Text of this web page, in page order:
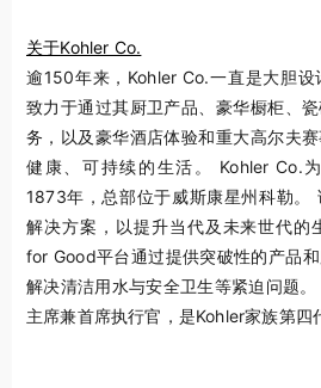
关于Kohler Co.
逾150年来，Kohler Co.一直是大胆设
致力于通过其厨卫产品、豪华橱柜、
务，以及豪华酒店体验和重大高尔夫赛
健康、可持续的生活。 Kohler Co.
1873年，总部位于威斯康星州科勒。
解决方案，以提升当代及未来世代的
for Good平台通过提供突破性的产品
解决清洁用水与安全卫生等紧迫问题
主席兼首席执行官，是Kohler家族第四